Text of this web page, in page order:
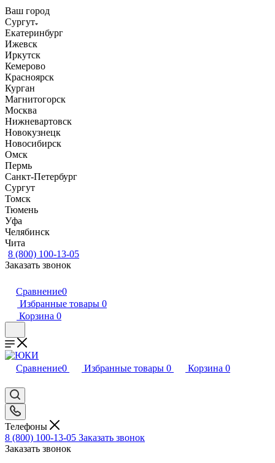
Ваш город
Сургут
Екатеринбург
Ижевск
Иркутск
Кемерово
Красноярск
Курган
Магнитогорск
Москва
Нижневартовск
Новокузнецк
Новосибирск
Омск
Пермь
Санкт-Петербург
Сургут
Томск
Тюмень
Уфа
Челябинск
Чита
8 (800) 100-13-05
Заказать звонок
Сравнение0
Избранные товары 0
Корзина 0
Сравнение0 Избранные товары 0 Корзина 0
Телефоны
8 (800) 100-13-05 Заказать звонок
Заказать звонок